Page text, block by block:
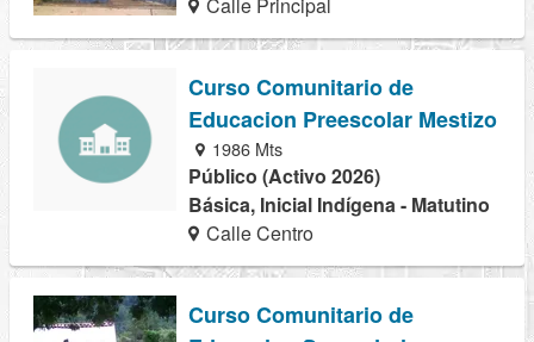
Curso Comunitario de
Educacion Preescolar Mestizo
1986 Mts
Público (Activo 2026)
Básica, Inicial Indígena - Matutino
Calle Centro
Curso Comunitario de